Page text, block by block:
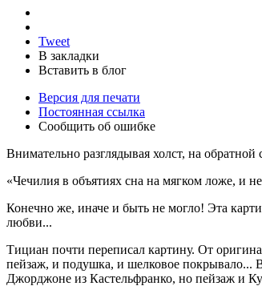
Tweet
В закладки
Вставить в блог
Версия для печати
Постоянная ссылка
Сообщить об ошибке
Внимательно разглядывая холст, на об­ратной
«Чечилия в объятиях сна на мяг­ком ложе, и
Конечно же, иначе и быть не могло! Эта
любви...
Тициан почти переписал картину. От
пейзаж, и по­душка, и шелковое покрывало...
Джорджоне из Кастельфранко, но пейзаж и